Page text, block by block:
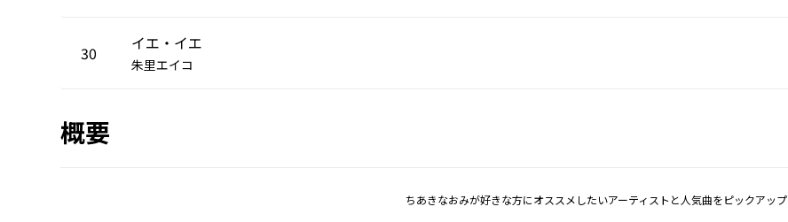
30 イエ・イエ
朱里エイコ
概要
ちあきなおみが好きな方にオススメしたいアーティストと人気曲をピックアップ